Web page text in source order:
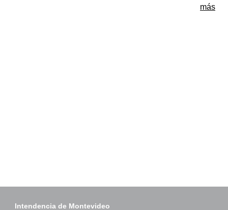
más
Intendencia de Montevideo